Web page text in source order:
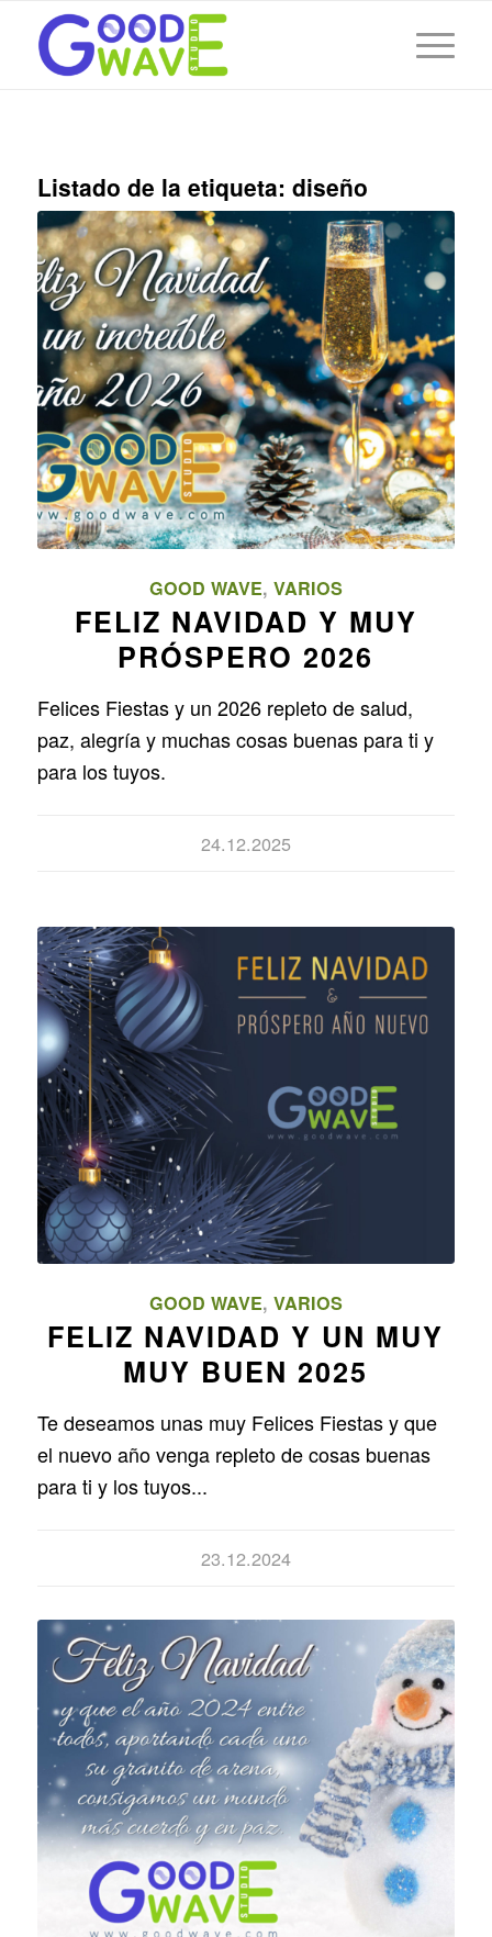
Listado de la etiqueta: diseño
GOOD WAVE, VARIOS
FELIZ NAVIDAD Y MUY
PRÓSPERO 2026
Felices Fiestas y un 2026 repleto de salud,
paz, alegría y muchas cosas buenas para ti y
para los tuyos.
24.12.2025
GOOD WAVE, VARIOS
FELIZ NAVIDAD Y UN MUY
MUY BUEN 2025
Te deseamos unas muy Felices Fiestas y que
el nuevo año venga repleto de cosas buenas
para ti y los tuyos...
23.12.2024